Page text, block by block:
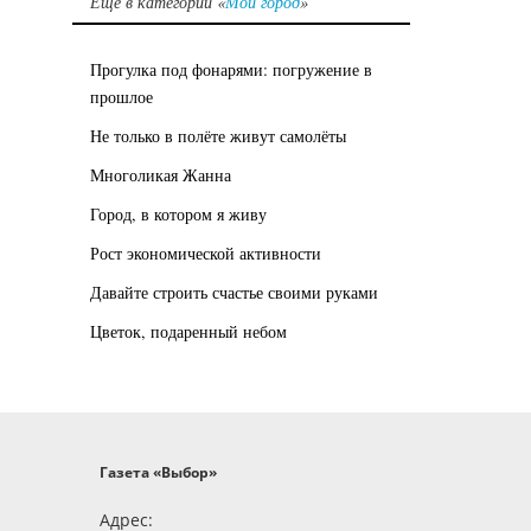
Прогулка под фонарями: погружение в
прошлое
Не только в полёте живут самолёты
Многоликая Жанна
Город, в котором я живу
Рост экономической активности
Давайте строить счастье своими руками
Цветок, подаренный небом
Газета «Выбор»
Адрес: